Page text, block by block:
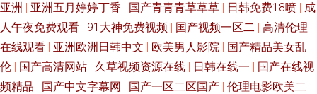
产精品人人操 影音先锋精品av 久久嫩草精品在线 91小视頻 五月激情深爱网
豆花av的网址 51超碰网 欧美淫啪啪重囗味合集 国产14页 亚洲线路一二三 久
亚洲 | 亚洲五月婷婷丁香 | 国产青青青草草草 | 日韩免费18喷 | 成
人午夜免费观看 | 91大神免费视频 | 国产视频一区二 | 高清伦理
在线观看 | 亚洲欧洲日韩中文 | 欧美男人影院 | 国产精品美女乱
伦 | 国产高清网站 | 久草视频资源在线 | 日韩在线一 | 国产在线视
频精品 | 国产中文字幕网 | 国产一区二区国产 | 伦理电影欧美二